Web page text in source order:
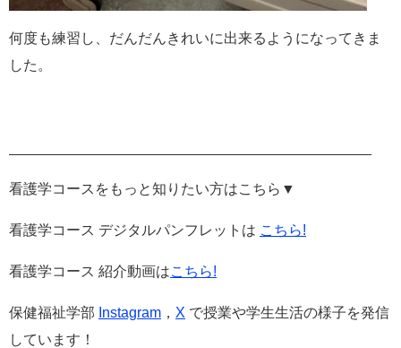
何度も練習し、だんだんきれいに出来るようになってきま
した。
看護学コースをもっと知りたい方はこちら▼
看護学コース デジタルパンフレットは こちら!
看護学コース 紹介動画はこちら!
保健福祉学部 Instagram ， X で授業や学生生活の様子を発信
しています！